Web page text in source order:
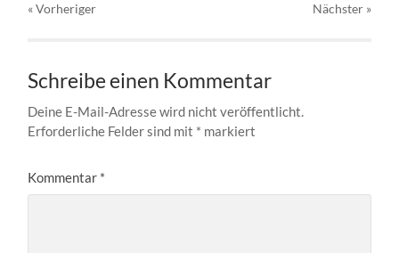
« Vorheriger Nächster »
Schreibe einen Kommentar
Deine E-Mail-Adresse wird nicht veröffentlicht.
Erforderliche Felder sind mit * markiert
Kommentar *